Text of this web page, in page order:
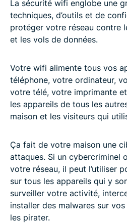
La sécurité wifi englobe une
techniques, d’outils et de
protéger votre réseau contre
et les vols de données.
Votre wifi alimente tous vos
téléphone, votre ordinateur,
votre télé, votre imprimante
les appareils de tous les
maison et les visiteurs qui
Ça fait de votre maison une
attaques. Si un cybercriminel
votre réseau, il peut l’utiliser
sur tous les appareils qui y
surveiller votre activité,
installer des malwares sur
les pirater.